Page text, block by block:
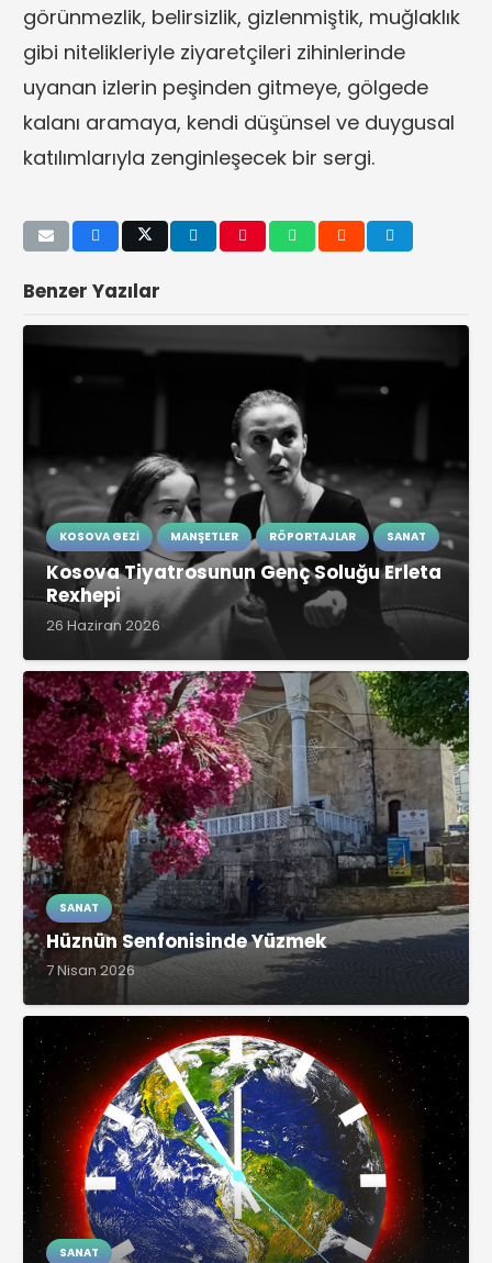
görünmezlik, belirsizlik, gizlenmiştik, muğlaklık
gibi nitelikleriyle ziyaretçileri zihinlerinde
uyanan izlerin peşinden gitmeye, gölgede
kalanı aramaya, kendi düşünsel ve duygusal
katılımlarıyla zenginleşecek bir sergi.
Benzer Yazılar
KOSOVA GEZI MANŞETLER RÖPORTAJLAR SANAT
Kosova Tiyatrosunun Genç Soluğu Erleta
Rexhepi
26 Haziran 2026
SANAT
Hüznün Senfonisinde Yüzmek
7 Nisan 2026
SANAT